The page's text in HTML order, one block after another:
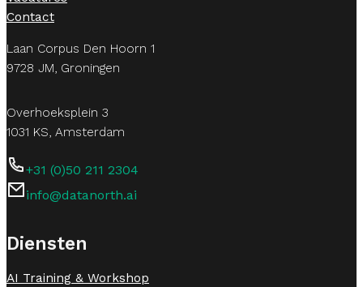
Contact
Laan Corpus Den Hoorn 1
9728 JM, Groningen
Overhoeksplein 3
1031 KS, Amsterdam
+31 (0)50 211 2304
info@datanorth.ai
Diensten
AI Training & Workshop